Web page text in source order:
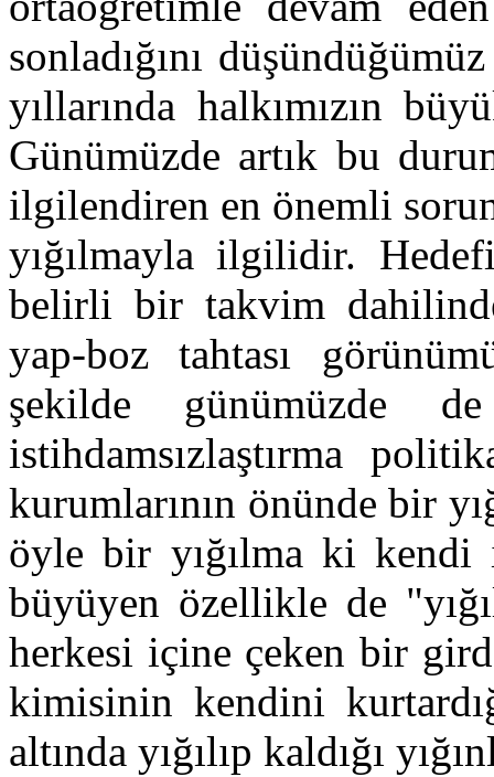
sonladığını
yıllarında halkımızın
Günümüzde artık bu
ilgilendiren en önemli
yığılmayla ilgilidir.
belirli bir takvim
yap-boz tahtası
şekilde günümüzde
istihdamsızlaştırma
kurumlarının önünde bir
öyle bir yığılma ki kendi
büyüyen özellikle de
herkesi içine çeken bir
kimisinin kendini
altında yığılıp kaldığı